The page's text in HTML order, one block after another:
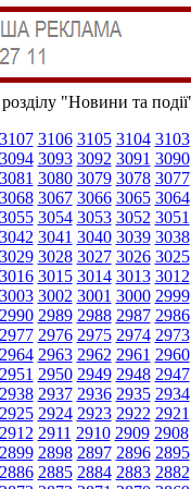
розділу "Новини та
3107 3106 3105 3104 3103
3094 3093 3092 3091 3090
3081 3080 3079 3078 3077
3068 3067 3066 3065 3064
3055 3054 3053 3052 3051
3042 3041 3040 3039 3038
3029 3028 3027 3026 3025
3016 3015 3014 3013 3012
3003 3002 3001 3000 2999
2990 2989 2988 2987 2986
2977 2976 2975 2974 2973
2964 2963 2962 2961 2960
2951 2950 2949 2948 2947
2938 2937 2936 2935 2934
2925 2924 2923 2922 2921
2912 2911 2910 2909 2908
2899 2898 2897 2896 2895
2886 2885 2884 2883 2882